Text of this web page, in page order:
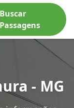
Buscar
- MG